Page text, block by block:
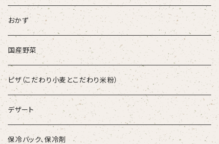
おかず
国産野菜
ピザ（こだわり小麦とこだわり米粉）
デザート
保冷バック、保冷剤